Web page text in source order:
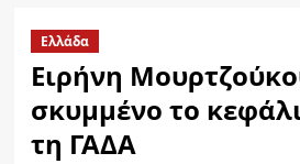
Ελλάδα
Ειρήνη
σκυμμένο το
τη ΓΑΔΑ